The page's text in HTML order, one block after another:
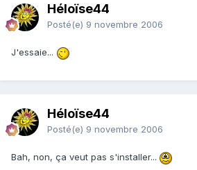
Héloïse44
Posté(e) 9 novembre 2006
J'essaie...
Héloïse44
Posté(e) 9 novembre 2006
Bah, non, ça veut pas s'installer...